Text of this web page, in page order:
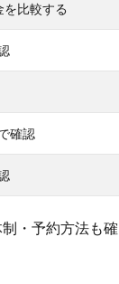
比較する
確認
・予約方法も確